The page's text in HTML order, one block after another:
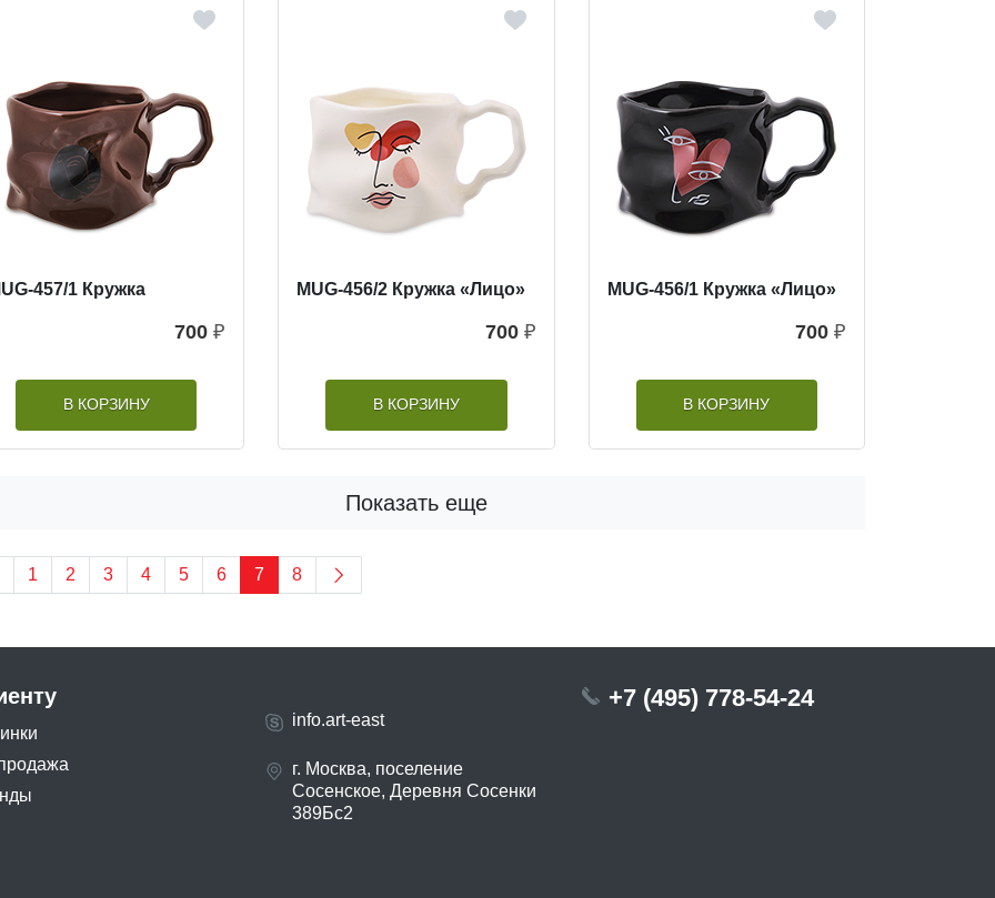
457/1 Кружка
700 ₽
В КОРЗИНУ
MUG-456/2 Кружка «Лицо»
700 ₽
В КОРЗИНУ
MUG-456/1 Кружка «Лицо»
700 ₽
В КОРЗИНУ
Показать еще
1 2 3 4 5 6 7 8
info.art-east
г. Москва, поселение
Сосенское, Деревня Сосенки
389Бс2
+7 (495) 778-54-24